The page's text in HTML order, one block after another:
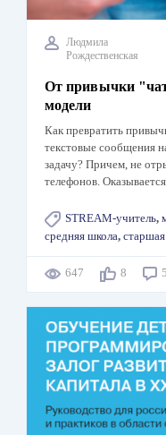
Людмила
Рождественская
От привычки
модели
Как превратить
текстовые сообщения
задачу? Причем, не
телефонов.
STREAM-учитель,
средняя школа,
647 8 5